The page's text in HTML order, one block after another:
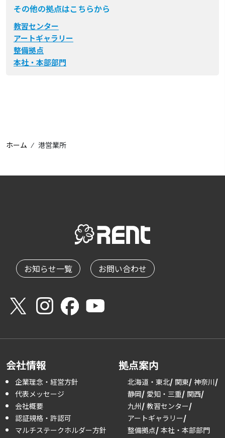
その他の拠点はこちらから
教習センター
アートギャラリー
整備拠点
本社・本部部門
ホーム ⁄ 港営業所
お知らせ一覧 お問い合わせ
会社情報
企業理念・経営方針
代表メッセージ
会社概要
認証規格・許認可
マルチステークホルダー方針
拠点案内
北海道・東北 関東 神奈川
静岡 愛知・三重 関西
九州 教習センター
アートギャラリー
整備拠点 本社・本部部門